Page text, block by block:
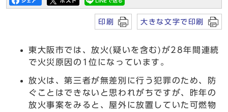
印刷 大きな文字で印刷
東大阪市では、放火(疑いを含む)が28年間連続
で火災原因の1位になっています。
放火は、第三者が無差別に行う犯罪のため、防
ぐことはできないと思われがちですが、昨年の
放火事案をみると、屋外に放置していた可燃物